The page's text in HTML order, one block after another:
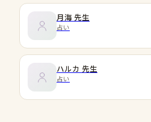
月海 先生
占い
ハルカ 先生
占い